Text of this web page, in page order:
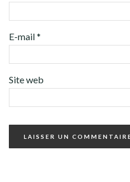
E-mail*
Site web